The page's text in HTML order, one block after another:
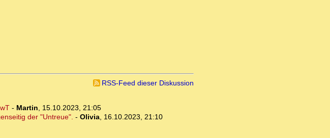
RSS-Feed dieser Diskussion
- Martin, 15.10.2023, 21:05
der "Untreue". - Olivia, 16.10.2023, 21:10